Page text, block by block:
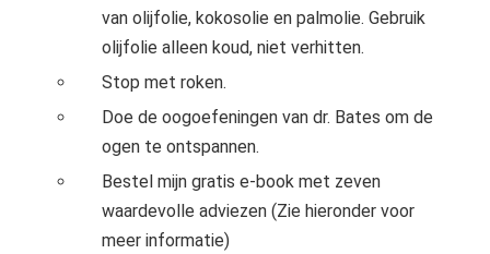
van olijfolie, kokosolie en palmolie. Gebruik
olijfolie alleen koud, niet verhitten.
Stop met roken.
Doe de oogoefeningen van dr. Bates om de
ogen te ontspannen.
Bestel mijn gratis e-book met zeven
waardevolle adviezen (Zie hieronder voor
meer informatie)